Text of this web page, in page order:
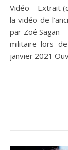
Vidéo – Extrait (durée 8 min ; de 40:49 min à 48:59 min) de
la vidéo de
par Zoé Sagan
militaire lors
janvier 2021